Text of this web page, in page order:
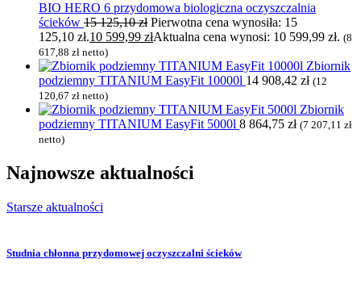
BIO HERO 6 przydomowa biologiczna oczyszczalnia
ścieków 15 125,10zł Pierwotna cena wynosiła: 15
125,10 zł.10 599,99 złAktualna cena wynosi: 10 599,99 zł. (8
617,88 zł netto)
Zbiornik
podziemny TITANIUM EasyFit 10000l 14 908,42 zł (12
120,67 zł netto)
Zbiornik
podziemny TITANIUM EasyFit 5000l 8 864,75 zł (7 207,11 zł
netto)
Najnowsze aktualności
Starsze aktualności
Studnia chłonna przydomowej oczyszczalni ścieków